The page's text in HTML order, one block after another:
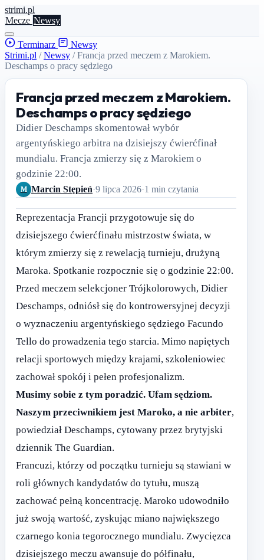
strimi.pl
Mecze Newsy
Terminarz
Newsy
Strimi.pl / Newsy / Francja przed meczem z Marokiem.
Deschamps o pracy sędziego
Francja przed meczem z Marokiem.
Deschamps o pracy sędziego
Didier Deschamps skomentował wybór
argentyńskiego arbitra na dzisiejszy ćwierćfinał
mundialu. Francja zmierzy się z Marokiem o
godzinie 22:00.
M Marcin Stępień·9 lipca 2026·1 min czytania
Reprezentacja Francji przygotowuje się do
dzisiejszego ćwierćfinału mistrzostw świata, w
którym zmierzy się z rewelacją turnieju, drużyną
Maroka. Spotkanie rozpocznie się o godzinie 22:00.
Przed meczem selekcjoner Trójkolorowych, Didier
Deschamps, odniósł się do kontrowersyjnej decyzji
o wyznaczeniu argentyńskiego sędziego Facundo
Tello do prowadzenia tego starcia. Mimo napiętych
relacji sportowych między krajami, szkoleniowiec
zachował spokój i pełen profesjonalizm.
Musimy sobie z tym poradzić. Ufam sędziom.
Naszym przeciwnikiem jest Maroko, a nie arbiter,
powiedział Deschamps, cytowany przez brytyjski
dziennik The Guardian.
Francuzi, którzy od początku turnieju są stawiani w
roli głównych kandydatów do tytułu, muszą
zachować pełną koncentrację. Maroko udowodniło
już swoją wartość, zyskując miano największego
czarnego konia tegorocznego mundialu. Zwycięzca
dzisiejszego meczu awansuje do półfinału,